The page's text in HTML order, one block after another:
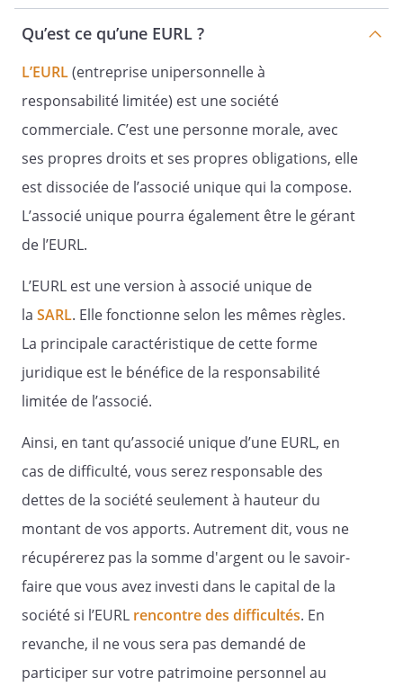
de toutes les manières autorisées par la loi, en
vertu d'une décision de l'associé unique ou
par décision extraordinaire de la collectivité
des associés qui fixe les conditions de
l'opération.
En cas d'augmentation de capital par émission
de parts à souscrire en numéraire, un droit de
préférence à la souscription de ces parts est
réservé aux propriétaires des parts existantes
de la société. Toutefois, les associés peuvent
renoncer à ce droit préférentiel de
souscription, à titre individuel ou en tout ou
dans les conditions fixées par les dispositions
légales et réglementaires applicables aux
transpositions utiles.
Article 9 -
Cession des parts sociales
Les cessions de parts consenties par
l'associé unique sont libres.
Toute cession de parts sociales doit être
constatée par écrit. Elle ne devient
opposable à la société qu'après
accomplissement des formalités de
Qu’est ce qu’une EURL ?
L’EURL(entreprise unipersonnelle à
responsabilité limitée) est une société
commerciale. C’est une personne morale, avec
ses propres droits et ses propres obligations, elle
est dissociée de l’associé unique qui la compose.
L’associé unique pourra également être le gérant
de l’EURL.
L’EURL est une version à associé unique de
la SARL. Elle fonctionne selon les mêmes règles.
La principale caractéristique de cette forme
juridique est le bénéfice de la responsabilité
limitée de l’associé.
Ainsi, en tant qu’associé unique d’une EURL, en
cas de difficulté, vous serez responsable des
dettes de la société seulement à hauteur du
montant de vos apports. Autrement dit, vous ne
récupérerez pas la somme d'argent ou le savoir-
faire que vous avez investi dans le capital de la
société si l’EURL rencontre des difficultés. En
revanche, il ne vous sera pas demandé de
participer sur votre patrimoine personnel au